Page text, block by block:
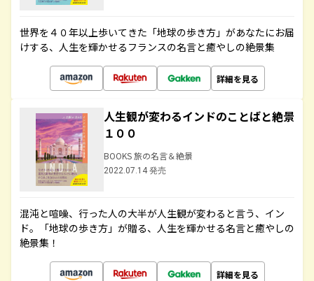
世界を４０年以上歩いてきた「地球の歩き方」があなたにお届
けする、人生を輝かせるフランスの名言と癒やしの絶景集
詳細を見る
人生観が変わるインドのことばと絶景
１００
BOOKS 旅の名言＆絶景
2022.07.14 発売
混沌と喧噪、行った人の大半が人生観が変わると言う、イン
ド。「地球の歩き方」が贈る、人生を輝かせる名言と癒やしの
絶景集！
詳細を見る